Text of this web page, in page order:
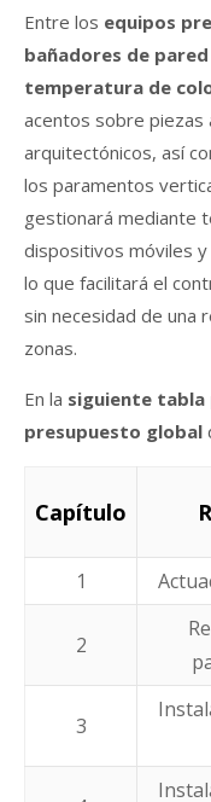
Entre los equipos
bañadores de
temperatura de
acentos sobre piezas
arquitectónicos, así
los paramentos
gestionará mediante
dispositivos móviles
lo que facilitará el
sin necesidad de una
zonas.
En la siguiente tabla
presupuesto global
Capítulo
1
2
3